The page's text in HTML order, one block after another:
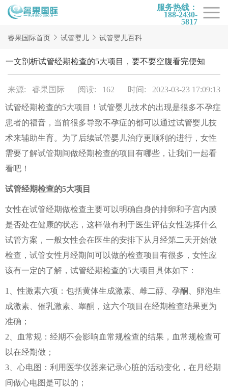
服务热线：
188-2430-
5817
首页
试管项目
试管百科
试管医院
睿果国际
睿果国际首页 试管婴儿 试管婴儿百科
一文剖析试管经期检查的5大项目，要不要空腹看完便知
来源: 睿果国际 阅读: 162 时间: 2023-03-23 17:09:13
试管经期检查的5大项目！试管婴儿技术的出现是很多不孕症
患者的福音，当前很多导致不孕症的都可以通过试管婴儿技
术来辅助生育。为了后续试管婴儿治疗更顺利的进行，女性
需要了解试管期间做经期检查的项目有哪些，让我们一起看
看吧！
试管经期检查的5大项目
女性在试管经期做检查主要可以明确自身的排卵和子宫内膜
是否处在健康的状态，这样做有利于医生评估女性选择什么
试管方案，一般女性会在医生的安排下从月经第二天开始做
检查，试管女性月经期间可以做的检查项目有很多，女性应
该有一定的了解，试管经期检查的5大项目具体如下：
1、性激素六项：包括黄体生成激素、雌二醇、孕酮、卵泡生
成激素、催乳激素、睾酮，这六个项目在经期检查结果更为
准确；
2、血常规：经期不会影响血常规检查的结果，血常规检查可
以在经期做；
3、心电图：利用医学仪器来记录心脏的活动变化，在月经期
间做心电图是可以的；